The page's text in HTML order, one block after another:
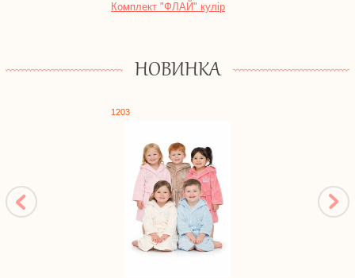
Комплект "ФЛАЙ" кулір
НОВИНКА
1203